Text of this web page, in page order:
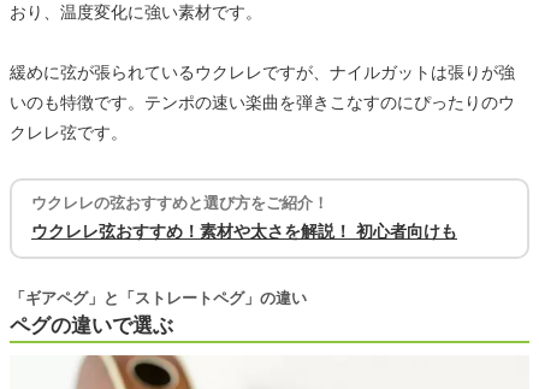
おり、温度変化に強い素材です。
緩めに弦が張られているウクレレですが、ナイルガットは張りが強
いのも特徴です。テンポの速い楽曲を弾きこなすのにぴったりのウ
クレレ弦です。
ウクレレの弦おすすめと選び方をご紹介！
ウクレレ弦おすすめ！素材や太さを解説！ 初心者向けも
ペグの違いで選ぶ
「ギアペグ」と「ストレートペグ」の違い